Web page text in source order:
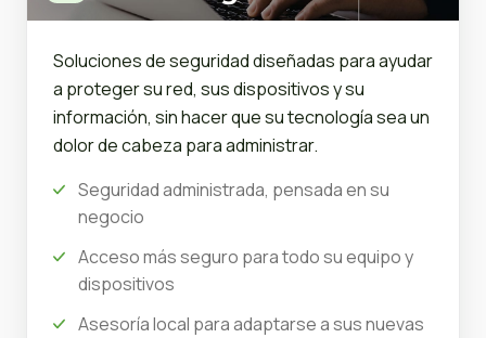
Soluciones de seguridad diseñadas para ayudar
a proteger su red, sus dispositivos y su
información, sin hacer que su tecnología sea un
dolor de cabeza para administrar.
Seguridad administrada, pensada en su
negocio
Acceso más seguro para todo su equipo y
dispositivos
Asesoría local para adaptarse a sus nuevas